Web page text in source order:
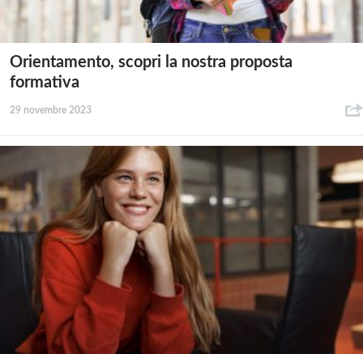
Orientamento, scopri la nostra proposta
formativa
29 novembre 2023